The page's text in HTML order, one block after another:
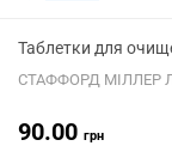
Таблетки для
СТАФФОРД МІЛЛЕР
90.00 грн